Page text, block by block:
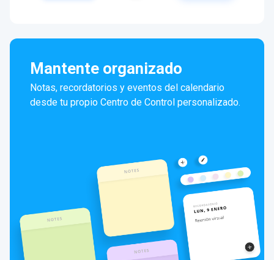
Mantente organizado
Notas, recordatorios y eventos del calendario
desde tu propio Centro de Control personalizado.